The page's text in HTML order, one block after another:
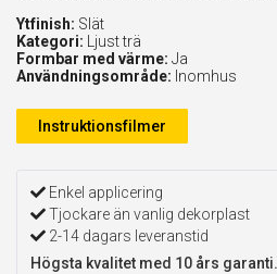
Ytfinish: Slät
Kategori: Ljust trä
Formbar med värme: Ja
Användningsområde: Inomhus
Instruktionsfilmer
Enkel applicering
Tjockare än vanlig dekorplast
2-14 dagars leveranstid
Högsta kvalitet med 10 års garanti.